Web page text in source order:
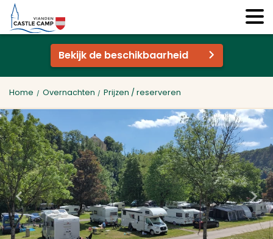
Bekijk de beschikbaarheid
Home Overnachten Prijzen / reserveren